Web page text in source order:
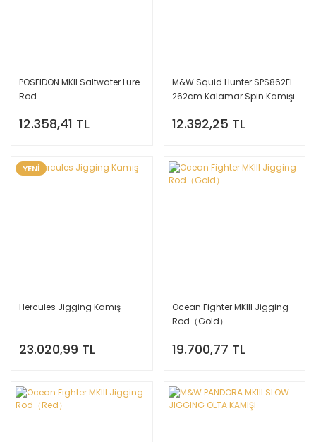
POSEIDON MKII Saltwater Lure
Rod
12.358,41 TL
M&W Squid Hunter SPS862EL
262cm Kalamar Spin Kamışı
12.392,25 TL
YENİ
Hercules Jigging Kamış
23.020,99 TL
Ocean Fighter MKIII Jigging
Rod（Gold）
19.700,77 TL